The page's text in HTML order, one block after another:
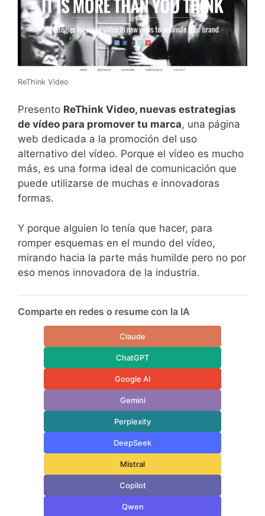
ReThink Video
Presento ReThink Video, nuevas estrategias
de vídeo para promover tu marca, una página
web dedicada a la promoción del uso
alternativo del vídeo. Porque el vídeo es mucho
más, es una forma ideal de comunicación que
puede utilizarse de muchas e innovadoras
formas.
Y porque alguien lo tenía que hacer, para
romper esquemas en el mundo del vídeo,
mirando hacia la parte más humilde pero no por
eso menos innovadora de la industria.
Comparte en redes o resume con la IA
Claude
ChatGPT
Google AI
Gemini
Perplexity
DeepSeek
Mistral
Copilot
Qwen